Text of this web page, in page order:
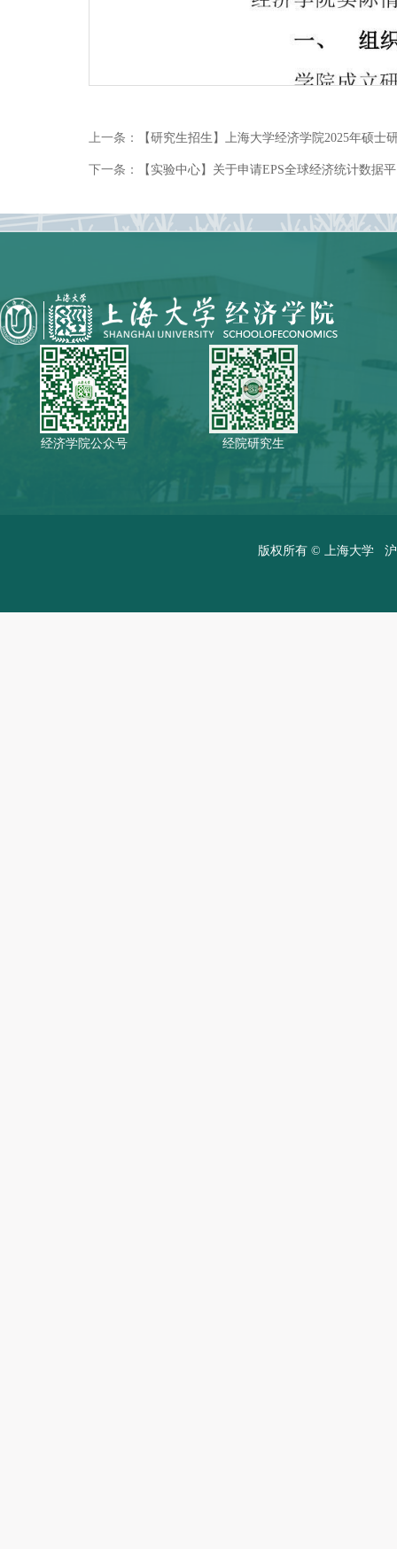
上一条： 【研究生招生】上海大学经济学院2025年硕士
下一条： 【实验中心】关于申请EPS全球经济统计数据
经济学院公众号 经院研究生
版权所有 © 上海大学